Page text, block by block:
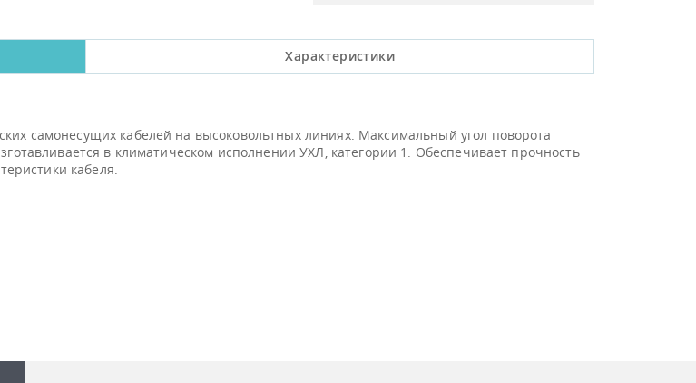
Характеристики
самонесущих кабелей на высоковольтных линиях. Максимальный угол поворота
в климатическом исполнении УХЛ, категории 1. Обеспечивает прочность
кабеля.